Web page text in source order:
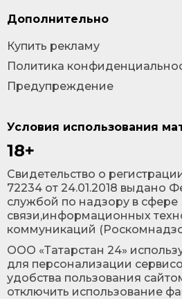
Условия использования
18+
Cвидетельство о
72234 от 24.01.2018 выдано
службой по надзору в сфере
связи,информационных
коммуникаций
ООО «Татарстан 24»
для персонализации
удобства пользования
отключить использование
Дополнительно
Купить рекламу
Политика
Предупреждение